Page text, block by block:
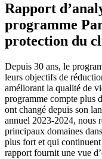
Rapport
programme
protection du
Depuis 30 ans, le
leurs objectifs de
améliorant la qualité de
programme compte plus
ont changé depuis son
annuel 2023-2024, nous
principaux domaines
plus fort et qui
rapport fournit une vue